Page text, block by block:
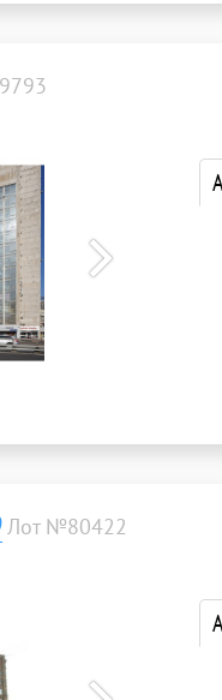
Лот №80422